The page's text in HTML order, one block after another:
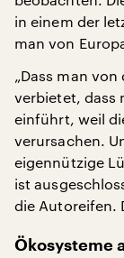
in einem der
man von
„Dass man
verbietet, dass
einführt, weil
verursachen.
eigennützige
ist
die Autoreifen.
Ökosysteme